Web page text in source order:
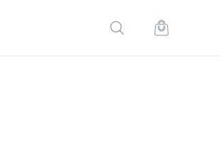
Поиск по сайту
Корзина